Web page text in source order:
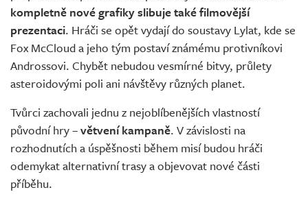
kompletně nové grafiky slibuje také filmovější
prezentaci. Hráči se opět vydají do soustavy Lylat, kde se
Fox McCloud a jeho tým postaví známému protivníkovi
Androssovi. Chybět nebudou vesmírné bitvy, průlety
asteroidovými poli ani návštěvy různých planet.
Tvůrci zachovali jednu z nejoblíbenějších vlastností
původní hry –větvení kampaně. V závislosti na
rozhodnutích a úspěšnosti během misí budou hráči
odemykat alternativní trasy a objevovat nové části
příběhu.